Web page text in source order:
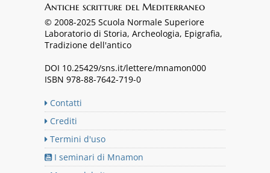
Antiche scritture del Mediterraneo
© 2008-2025 Scuola Normale Superiore
Laboratorio di Storia, Archeologia, Epigrafia,
Tradizione dell'antico
DOI 10.25429/sns.it/lettere/mnamon000
ISBN 978-88-7642-719-0
Contatti
Crediti
Termini d'uso
I seminari di Mnamon